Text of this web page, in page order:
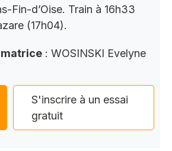
Fin-d’Oise. Train à 16h33
(17h04).
: WOSINSKI Evelyne
S'inscrire à un essai
gratuit